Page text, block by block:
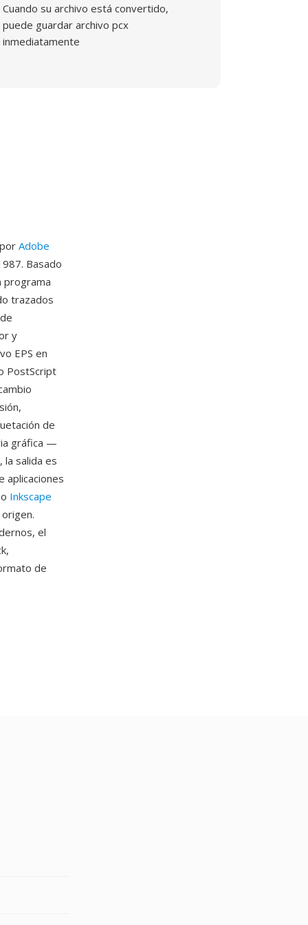
Cuando su archivo está convertido,
puede guardar archivo pcx
inmediatamente
Adobe
Basado
programa
trazados
y
EPS en
PostScript
de
gráfica —
la salida es
aplicaciones
Inkscape
el
de